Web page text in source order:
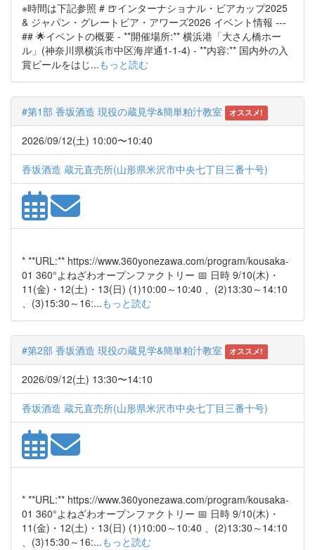
※時間は下記参照 # 🍺インターナショナル・ビアカップ2025
& ジャパン・グレートビア・アワーズ2026 イベント情報 ---
## 🌟イベントの概要 - **開催場所:** 横浜港「大さん橋ホー
ル」(神奈川県横浜市中区海岸通1-1-4) - **内容:** 国内外の入
賞ビールをはじ...もっと読む
#第1部 香坂酒造 現役の蔵見学&簡単粕汁教室 オススメ!
2026/09/12(土) 10:00〜10:40
香坂酒造 蔵元直売所(山形県米沢市中央七丁目三番十号)
* **URL:** https://www.360yonezawa.com/program/kousaka-
01 360°よねざわオープンファクトリー 📅 日時 9/10(木)・
11(金)・12(土)・13(日) (1)10:00～10:40 、(2)13:30～14:10
、(3)15:30～16:...もっと読む
#第2部 香坂酒造 現役の蔵見学&簡単粕汁教室 オススメ!
2026/09/12(土) 13:30〜14:10
香坂酒造 蔵元直売所(山形県米沢市中央七丁目三番十号)
* **URL:** https://www.360yonezawa.com/program/kousaka-
01 360°よねざわオープンファクトリー 📅 日時 9/10(木)・
11(金)・12(土)・13(日) (1)10:00～10:40 、(2)13:30～14:10
、(3)15:30～16:...もっと読む